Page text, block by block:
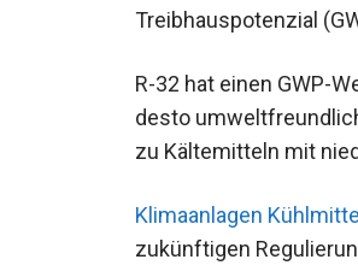
Treibhauspotenzial
R-32 hat einen GWP-
desto
zu Kältemitteln mit
Klimaanlagen Kühlmittel
zukünftigen